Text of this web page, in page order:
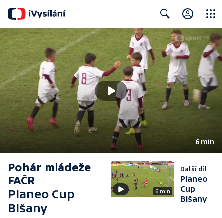
Search Close
6 min
Pohár mládeže
FAČR
Planeo Cup
Blšany
6 min
Další díl
Planeo
Cup
Blšany